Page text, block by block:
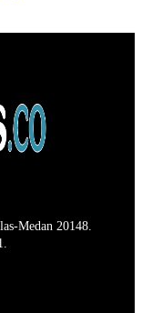
Medan 20148.